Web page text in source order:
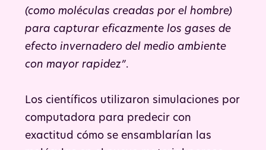
(como moléculas creadas por el hombre)
para capturar eficazmente los gases de
efecto invernadero del medio ambiente
con mayor rapidez”.
Los científicos utilizaron simulaciones por
computadora para predecir con
exactitud cómo se ensamblarían las